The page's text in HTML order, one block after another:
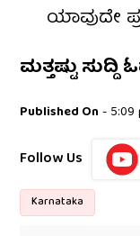
ಯಾವುದೇ
ಮತ್ತಷ್ಟು ಸುದ್ದಿ
Published On - 5:09
Follow Us
Karnataka